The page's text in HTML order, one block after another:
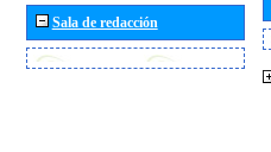
Sala de redacción